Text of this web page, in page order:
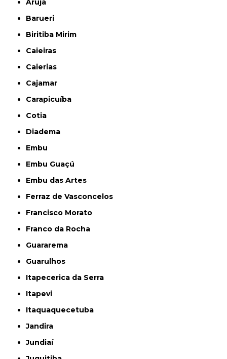
Arujá
Barueri
Biritiba Mirim
Caieiras
Caierias
Cajamar
Carapicuíba
Cotia
Diadema
Embu
Embu Guaçú
Embu das Artes
Ferraz de Vasconcelos
Francisco Morato
Franco da Rocha
Guararema
Guarulhos
Itapecerica da Serra
Itapevi
Itaquaquecetuba
Jandira
Jundiaí